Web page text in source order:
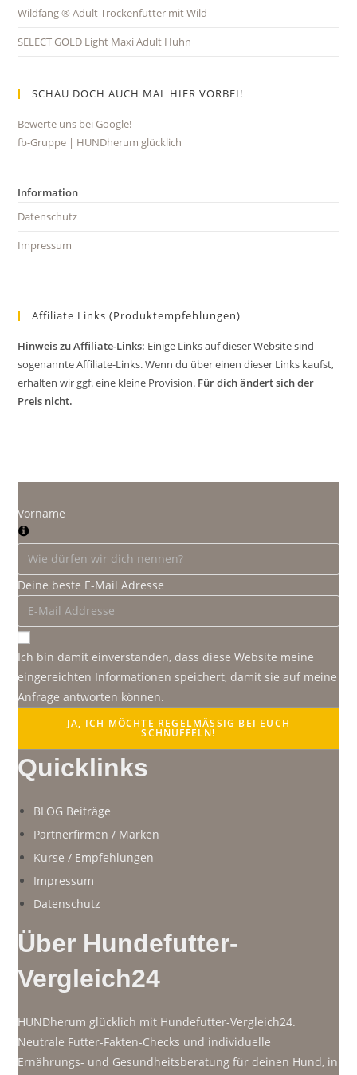
Wildfang ® Adult Trockenfutter mit Wild
SELECT GOLD Light Maxi Adult Huhn
SCHAU DOCH AUCH MAL HIER VORBEI!
Bewerte uns bei Google!Opens
in
fb-Gruppe | HUNDherum glücklich
Information
Datenschutz
Impressum
Affiliate Links (Produktempfehlungen)
Hinweis zu Affiliate-Links: Einige Links auf dieser Website sind
sogenannte Affiliate-Links. Wenn du über einen dieser Links kaufst,
erhalten wir ggf. eine kleine Provision. Für dich ändert sich der
Preis nicht.
Vorname
Deine beste E-Mail Adresse
Ich bin damit einverstanden, dass diese Website meine
eingereichten Informationen speichert, damit sie auf meine
Anfrage antworten können.
JA, ICH MÖCHTE REGELMÄSSIG BEI EUCH S
CHNÜFFELN!
Quicklinks
BLOG Beiträge
Partnerfirmen / Marken
Kurse / Empfehlungen
Impressum
Datenschutz
Über Hundefutter-
Vergleich24
HUNDherum glücklich mit Hundefutter-Vergleich24.
Neutrale Futter-Fakten-Checks und individuelle
Ernährungs- und Gesundheitsberatung für deinen Hund, in